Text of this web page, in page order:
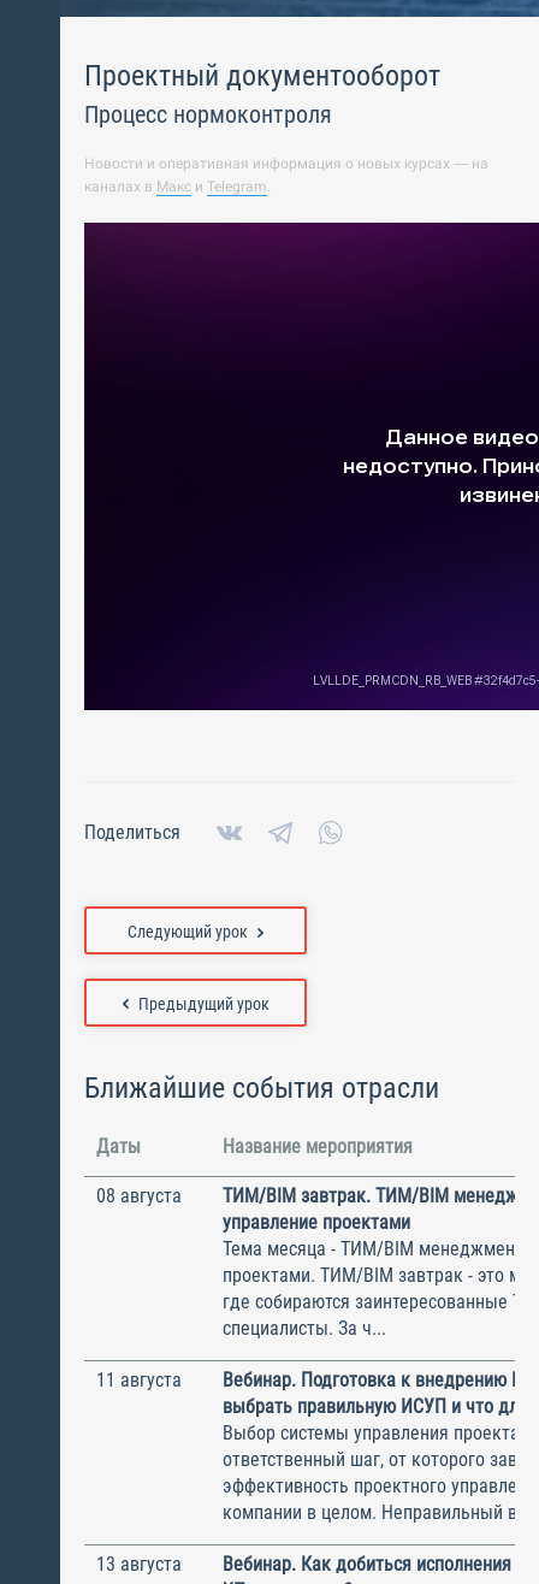
Проектный документооборот
Процесс нормоконтроля
Новости и оперативная информация о новых курсах — на
каналах в Макс и Telegram.
Поделиться
Предыдущий урок
Следующий урок
Ближайшие события отрасли
Даты Название мероприятия
08 августа
ТИМ/BIM завтрак. ТИМ/BIM
управление проектами
Тема месяца - ТИМ/BIM менеджмент и
проектами. ТИМ/BIM завтрак - это
где собираются заинтересованные
специалисты. За ч...
11 августа
Вебинар. Подготовка к внедрению
выбрать правильную ИСУП и что для
Выбор системы управления
ответственный шаг, от которого
эффективность проектного
компании в целом. Неправильный
13 августа
Вебинар. Как добиться исполнения